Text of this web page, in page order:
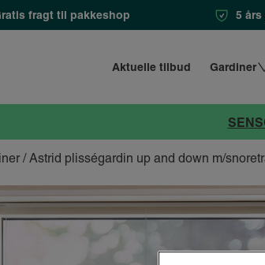
fragt til pakkeshop 5
Aktuelle tilbud Gardiner
/ Astrid plisségardin up and down m/